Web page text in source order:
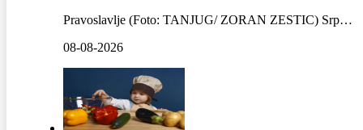
Pravoslavlje (Foto: TANJUG/ ZORAN ZESTIC) Srp…
08-08-2026